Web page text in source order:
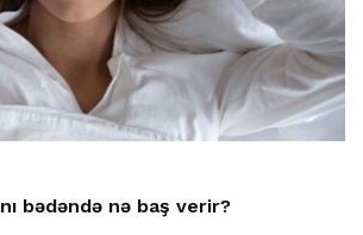
bədəndə nə baş verir?